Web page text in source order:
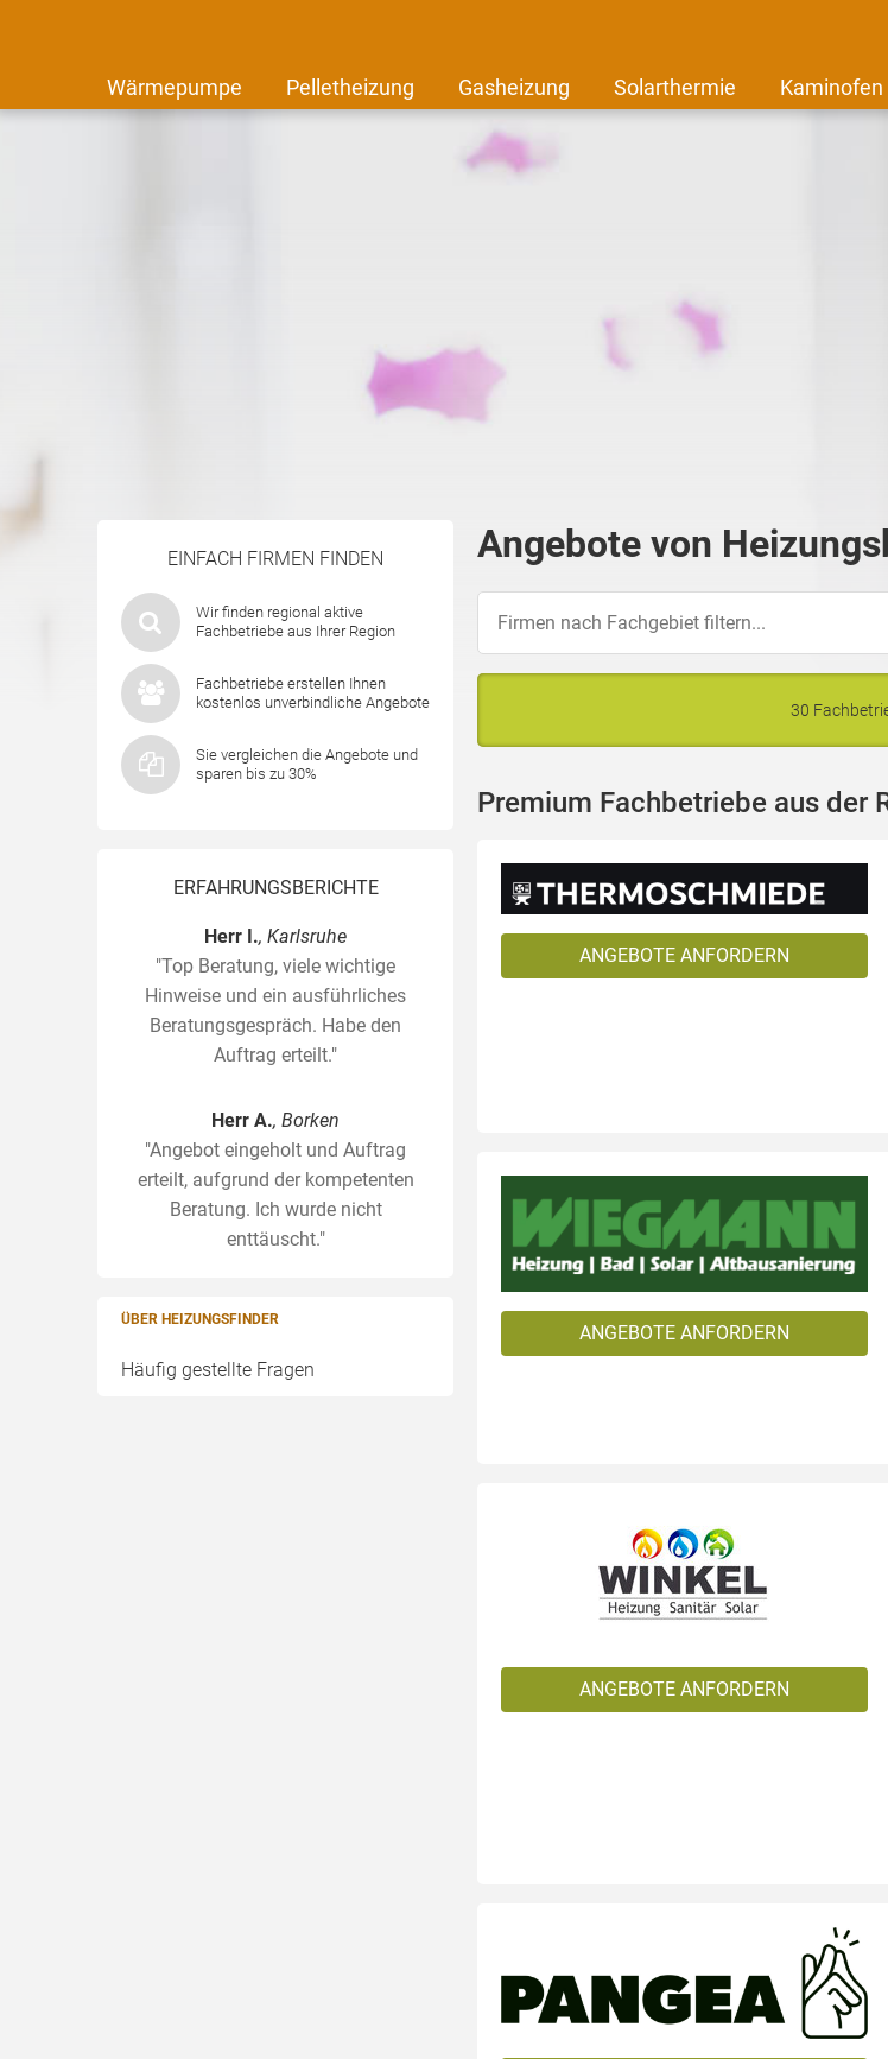
Wärmepumpe Pelletheizung Gasheizung Solarthermie Kaminofen
EINFACH FIRMEN FINDEN
Wir finden regional aktive
Fachbetriebe aus Ihrer Region
Fachbetriebe erstellen Ihnen
kostenlos unverbindliche Angebote
Sie vergleichen die Angebote und
sparen bis zu 30%
ERFAHRUNGSBERICHTE
Herr I., Karlsruhe
"Top Beratung, viele wichtige
Hinweise und ein ausführliches
Beratungsgespräch. Habe den
Auftrag erteilt."
Herr A., Borken
"Angebot eingeholt und Auftrag
erteilt, aufgrund der kompetenten
Beratung. Ich wurde nicht
enttäuscht."
ÜBER HEIZUNGSFINDER
Häufig gestellte Fragen
Angebote von
30
Premium Fachbetriebe aus der
ANGEBOTE ANFORDERN
ANGEBOTE ANFORDERN
ANGEBOTE ANFORDERN